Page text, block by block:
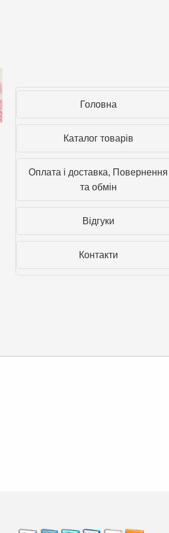
Головна
Каталог товарів
Оплата і доставка, Повернення
та обмін
Вiдгуки
Контакти